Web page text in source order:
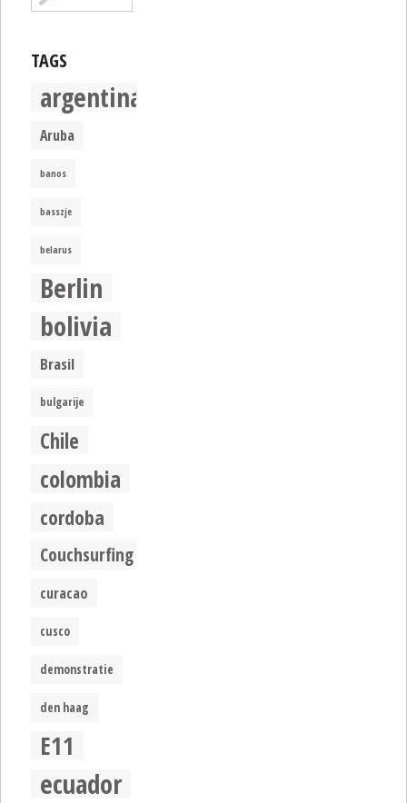
TAGS
argentina
Aruba
banos
basszje
belarus
Berlin
bolivia
Brasil
bulgarije
Chile
colombia
cordoba
Couchsurfing
curacao
cusco
demonstratie
den haag
E11
ecuador